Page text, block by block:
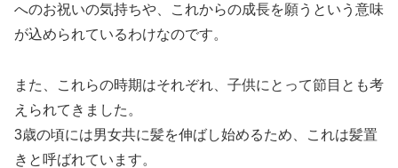
へのお祝いの気持ちや、これからの成長を願うという意味
が込められているわけなのです。
また、これらの時期はそれぞれ、子供にとって節目とも考
えられてきました。
3歳の頃には男女共に髪を伸ばし始めるため、これは髪置
きと呼ばれています。